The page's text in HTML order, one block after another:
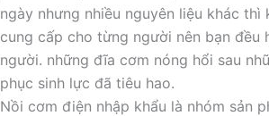
ngày nhưng nhiều nguyên liệu khác
cung cấp cho từng người nên bạn
người. những đĩa cơm nóng hổi sau
phục sinh lực đã tiêu hao.
Nồi cơm điện nhập khẩu là nhóm sản